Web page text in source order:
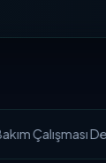
Çalışması